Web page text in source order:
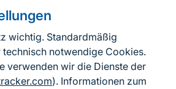
wichtig. Standardmäßig
notwendige Cookies.
verwenden wir die Dienste der
). Informationen zum
zur Seite
Kontakt zum BfN
Kontaktformular